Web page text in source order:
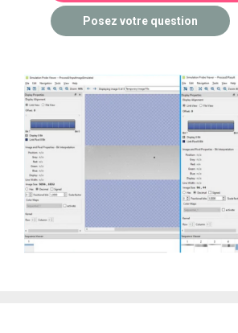
Posez votre question